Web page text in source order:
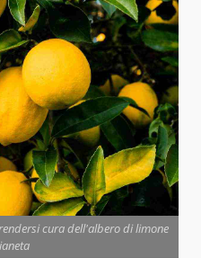
cura dell'albero di limone